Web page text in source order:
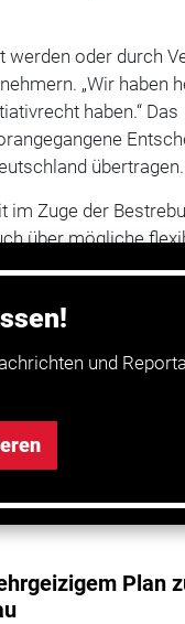
und
werden oder durch
„Wir haben
haben.“ Das
übertragen.
Zuge der
über mögliche
für
Plan